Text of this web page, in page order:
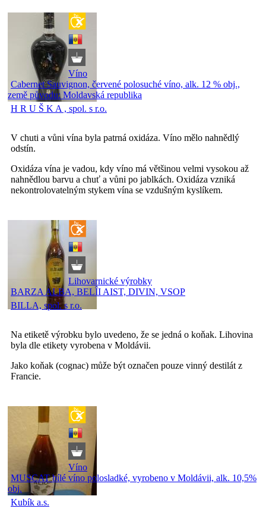
Víno
Cabernet Sauvignon, červené polosuché víno, alk. 12 % obj.,
země původu: Moldavská republika
H R U Š K A , spol. s r.o.
V chuti a vůni vína byla patrná oxidáza. Víno mělo nahnědlý
odstín.
Oxidáza vína je vadou, kdy víno má většinou velmi vysokou až
nahnědlou barvu a chuť a vůni po jablkách. Oxidáza vzniká
nekontrolovatelným stykem vína se vzdušným kyslíkem.
Lihovarnické výrobky
BARZA ALBA, BELÎI AIST, DIVIN, VSOP
BILLA, spol. s r.o.
Na etiketě výrobku bylo uvedeno, že se jedná o koňak. Lihovina
byla dle etikety vyrobena v Moldávii.
Jako koňak (cognac) může být označen pouze vinný destilát z
Francie.
Víno
MUSCAT bílé víno polosladké, vyrobeno v Moldávii, alk. 10,5%
obj.
Kubík a.s.